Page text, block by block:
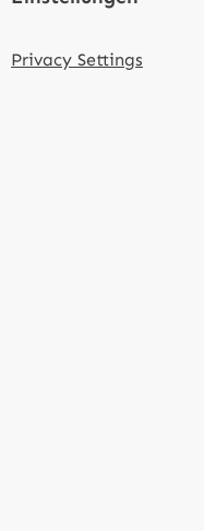
Privacy Settings